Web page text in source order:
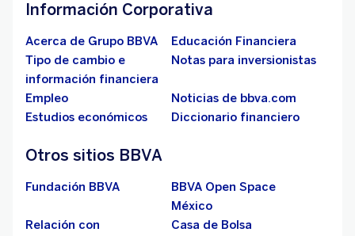
Información Corporativa
Acerca de Grupo BBVA
Educación Financiera
Tipo de cambio e
información financiera
Notas para inversionistas
Empleo
Noticias de bbva.com
Estudios económicos
Diccionario financiero
Otros sitios BBVA
Fundación BBVA
BBVA Open Space
México
Relación con
Casa de Bolsa